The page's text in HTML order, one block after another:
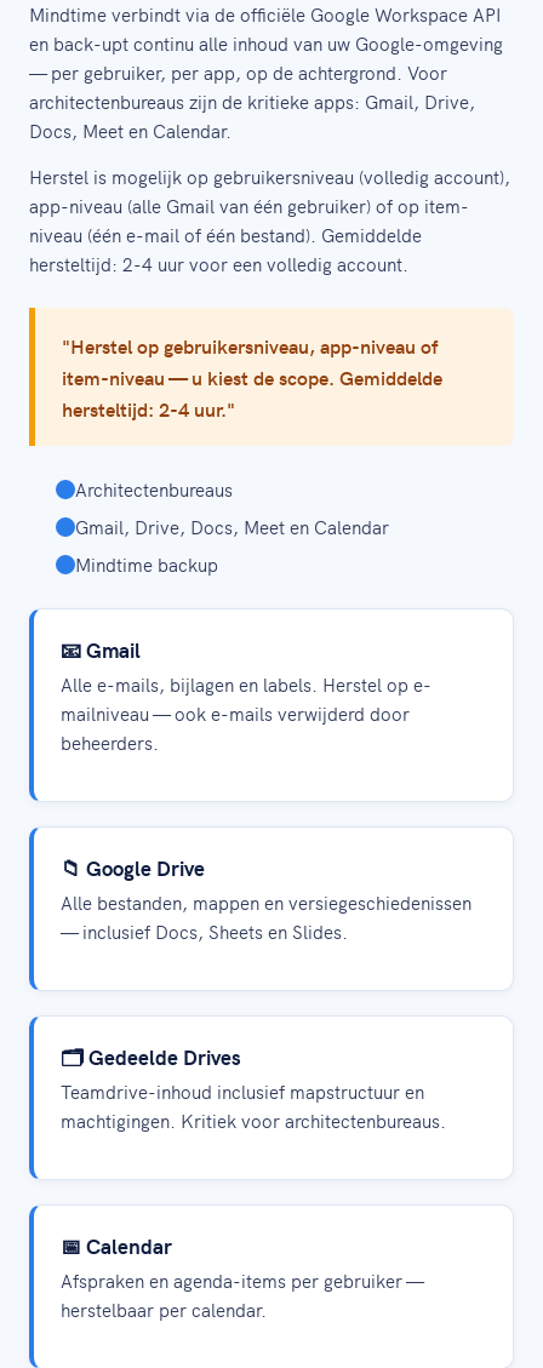
Mindtime verbindt via de officiële Google Workspace API
en back-upt continu alle inhoud van uw Google-omgeving
— per gebruiker, per app, op de achtergrond. Voor
architectenbureaus zijn de kritieke apps: Gmail, Drive,
Docs, Meet en Calendar.
Herstel is mogelijk op gebruikersniveau (volledig account),
app-niveau (alle Gmail van één gebruiker) of op item-
niveau (één e-mail of één bestand). Gemiddelde
hersteltijd: 2-4 uur voor een volledig account.
"Herstel op gebruikersniveau, app-niveau of
item-niveau — u kiest de scope. Gemiddelde
hersteltijd: 2-4 uur."
Architectenbureaus
Gmail, Drive, Docs, Meet en Calendar
Mindtime backup
📧 Gmail
Alle e-mails, bijlagen en labels. Herstel op e-
mailniveau — ook e-mails verwijderd door
beheerders.
📁 Google Drive
Alle bestanden, mappen en versiegeschiedenissen
— inclusief Docs, Sheets en Slides.
🗂️ Gedeelde Drives
Teamdrive-inhoud inclusief mapstructuur en
machtigingen. Kritiek voor architectenbureaus.
📅 Calendar
Afspraken en agenda-items per gebruiker —
herstelbaar per calendar.